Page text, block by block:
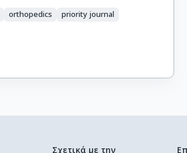
orthopedics priority journal
Σχετικά με την